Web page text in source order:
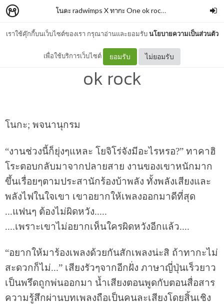
เราใช้คุ๊กกี้บนเว็บไซต์ของเรา กรุณาอ่านและยอมรับนโยบายความเป็นส่วนตัว
เพื่อใช้บริการเว็บไซต์ ยอมรับ ไม่ยอมรับ
โนดะ radwimps X ทากะ One ok rock–
โนดะ radwimps X ทากะ One
ok rock
โนกะ; พจนานุกรม
“งานช่วงนี้ก็ยุ่งๆแหละ โยจิโร่จังมีอะไรหรอ?” ทาคาฮิ
โระตอบกลับมาจากปลายสาย งานของเขาหนักมาก
ขึ้นเรื่อยๆตามประสานักร้องบ้าพลัง ทั้งพลังเสียงและ
พลังไฟในใจเขา เขาอยากให้เพลงออกมาดีที่สุด
...แฟนๆ ต้องไม่ผิดหวัง.....
....เพราะเขาไม่อยากเห็นใครผิดหวังอีกแล้ว....
“อยากให้มาร้องเพลงด้วยกันสักเพลงน่ะสิ ถ้าทากะไม่
สะดวกก็ไม่...” เสียงรัวๆจากอีกฝั่ง ภาษาญี่ปุ่นเร็วยาว
เป็นพรึดถูกพ่นออกมา น้ำเสียงตอนพูดกับตอนสื่อสาร
ความรู้สึกผ่านบทเพลงถือเป็นคนละเสียงโดยสิ้นเชิง